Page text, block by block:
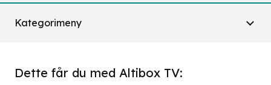
Kategorimeny
Dette får du med Altibox TV: